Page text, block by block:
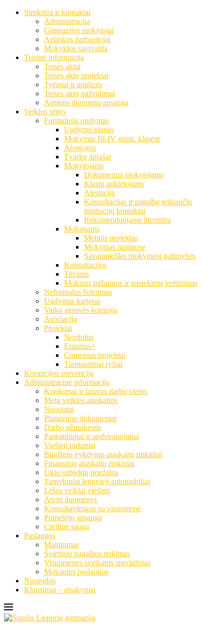
Struktūra ir kontaktai
Administracija
Gimnazijos mokytojai
Aplinkos darbuotojai
Mokyklos savivalda
Teisinė informacija
Teisės aktai
Teisės aktų projektai
Tyrimai ir analizės
Teisės aktų pažeidimai
Asmens duomenų apsauga
Veiklos sritys
Formalusis ugdymas
Ugdymo planas
Mokymas III-IV gimn. klasėse
Atostogos
Tvarkų aprašai
Mokytojams
Dokumentai mokytojams
Klasių auklėtojams
Atestacija
Konsultacijas ir pagalbą teikiančių
institucijų kontaktai
Rekomenduojama literatūra
Mokiniams
Metinis projektas
Mokymas namuose
Savarankiško mokymosi galimybės
Konsultacijos
Tėvams
Mokinių pažangos ir pasiekimų vertinimas
Neformalus švietimas
Ugdymas karjerai
Vaiko gerovės komisija
Asociacija
Projektai
Nordplus
Erasmus+
Comenius projektai
Tarptautiniai ryšiai
Korupcijos prevencija
Administracinė informacija
Konkursai ir laisvos darbo vietos
Metų veiklos ataskaitos
Nuostatai
Planavimo dokumentai
Darbo užmokestis
Paskatinimai ir apdovanojimai
Viešieji pirkimai
Biudžeto vykdymo ataskaitų rinkiniai
Finansinių ataskaitų rinkiniai
Ūkio subjektų priežiūra
Tarnybiniai lengvieji automobiliai
Lėšos veiklai viešinti
Atviri duomenys
Konsultavimasis su visuomene
Pranešėjų apsauga
Civilinė sauga
Paslaugos
Maitinimas
Švietimo pagalbos teikimas
Visuomenės sveikatos specialistas
Mokamos paslaugos
Nuorodos
Klausimai – atsakymai